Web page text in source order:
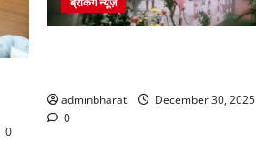
0
adminbharat
December 30, 2025
0